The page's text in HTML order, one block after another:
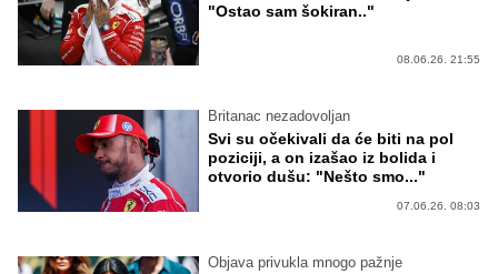
"Ostao sam šokiran.."
08.06.26. 21:55
Britanac nezadovoljan
Svi su očekivali da će biti na pol
poziciji, a on izašao iz bolida i
otvorio dušu: "Nešto smo..."
07.06.26. 08:03
Objava privukla mnogo pažnje